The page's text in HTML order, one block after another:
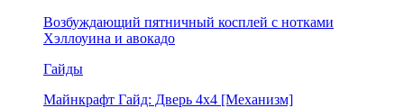
Возбуждающий пятничный косплей с нотками
Хэллоуина и авокадо
Гайды
Майнкрафт Гайд: Дверь 4х4 [Механизм]